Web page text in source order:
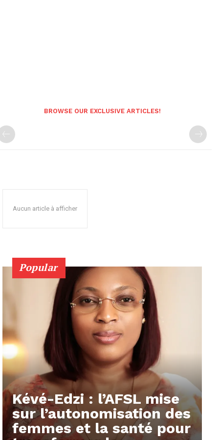
BROWSE OUR EXCLUSIVE ARTICLES!
Aucun article à afficher
Popular
Kévé-Edzi : l’AFSL mise
sur l’autonomisation des
femmes et la santé pour